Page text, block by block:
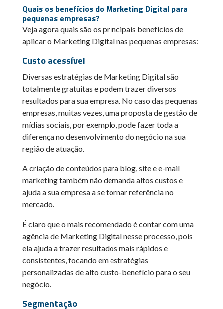
Quais os benefícios do Marketing Digital para
pequenas empresas?
Veja agora quais são os principais benefícios de
aplicar o Marketing Digital nas pequenas empresas:
Custo acessível
Diversas estratégias de Marketing Digital são
totalmente gratuitas e podem trazer diversos
resultados para sua empresa. No caso das pequenas
empresas, muitas vezes, uma proposta de gestão de
mídias sociais, por exemplo, pode fazer toda a
diferença no desenvolvimento do negócio na sua
região de atuação.
A criação de conteúdos para blog, site e e-mail
marketing também não demanda altos custos e
ajuda a sua empresa a se tornar referência no
mercado.
É claro que o mais recomendado é contar com uma
agência de Marketing Digital nesse processo, pois
ela ajuda a trazer resultados mais rápidos e
consistentes, focando em estratégias
personalizadas de alto custo-benefício para o seu
negócio.
Segmentação